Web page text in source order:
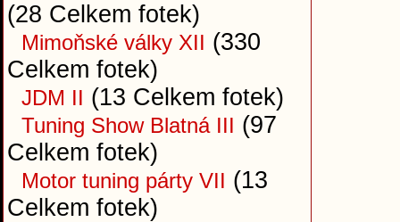
(28 Celkem fotek)
Mimoňské války XII (330
Celkem fotek)
JDM II (13 Celkem fotek)
Tuning Show Blatná III (97
Celkem fotek)
Motor tuning párty VII (13
Celkem fotek)